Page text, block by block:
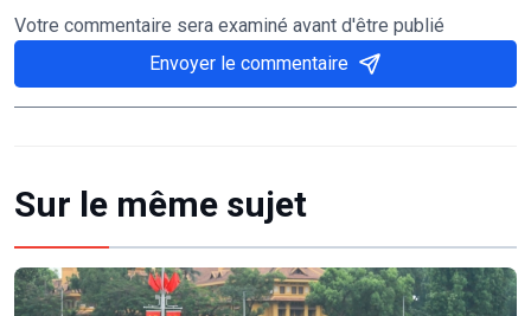
Votre commentaire sera examiné avant d'être publié
Envoyer le commentaire
Sur le même sujet